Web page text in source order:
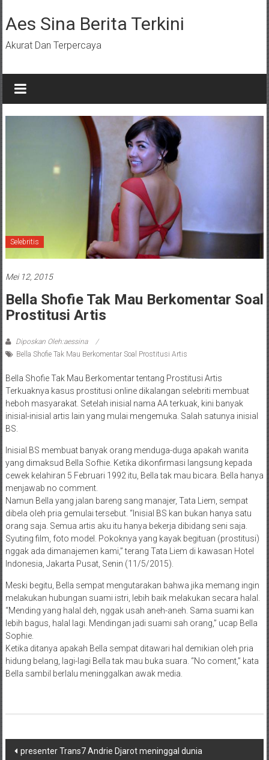
ke
konten
Aes Sina Berita Terkini
Akurat Dan Terpercaya
Selebritis
Mei 12, 2015
Bella Shofie Tak Mau Berkomentar Soal
Prostitusi Artis
Diposkan Oleh:aessina
Bella Shofie Tak Mau Berkomentar Soal Prostitusi Artis
Bella Shofie Tak Mau Berkomentar tentang Prostitusi Artis
Terkuaknya kasus prostitusi online dikalangan selebriti membuat
heboh masyarakat. Setelah inisial nama AA terkuak, kini banyak
inisial-inisial artis lain yang mulai mengemuka. Salah satunya inisial
BS.
Inisial BS membuat banyak orang menduga-duga apakah wanita
yang dimaksud Bella Sofhie. Ketika dikonfirmasi langsung kepada
cewek kelahiran 5 Februari 1992 itu, Bella tak mau bicara. Bella hanya
menjawab no comment.
Namun Bella yang jalan bareng sang manajer, Tata Liem, sempat
dibela oleh pria gemulai tersebut. “Inisial BS kan bukan hanya satu
orang saja. Semua artis aku itu hanya bekerja dibidang seni saja.
Syuting film, foto model. Pokoknya yang kayak begituan (prostitusi)
nggak ada dimanajemen kami,” terang Tata Liem di kawasan Hotel
Indonesia, Jakarta Pusat, Senin (11/5/2015).
Meski begitu, Bella sempat mengutarakan bahwa jika memang ingin
melakukan hubungan suami istri, lebih baik melakukan secara halal.
“Mending yang halal deh, nggak usah aneh-aneh. Sama suami kan
lebih bagus, halal lagi. Mendingan jadi suami sah orang,” ucap Bella
Sophie.
Ketika ditanya apakah Bella sempat ditawari hal demikian oleh pria
hidung belang, lagi-lagi Bella tak mau buka suara. “No coment,” kata
Bella sambil berlalu meninggalkan awak media.
Navigasi
presenter Trans7 Andrie Djarot meninggal dunia